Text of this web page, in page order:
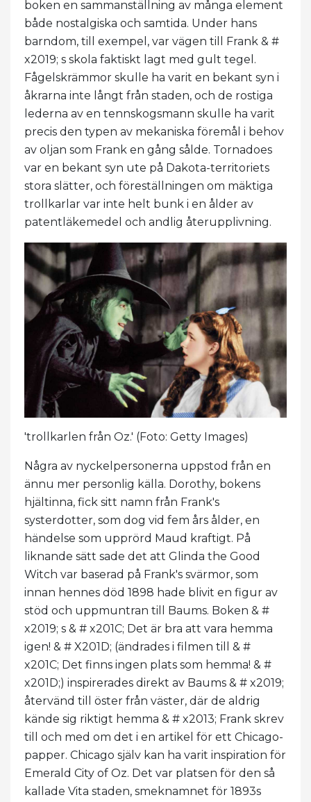
boken en sammanställning av många element
både nostalgiska och samtida. Under hans
barndom, till exempel, var vägen till Frank & #
x2019; s skola faktiskt lagt med gult tegel.
Fågelskrämmor skulle ha varit en bekant syn i
åkrarna inte långt från staden, och de rostiga
lederna av en tennskogsmann skulle ha varit
precis den typen av mekaniska föremål i behov
av oljan som Frank en gång sålde. Tornadoes
var en bekant syn ute på Dakota-territoriets
stora slätter, och föreställningen om mäktiga
trollkarlar var inte helt bunk i en ålder av
patentläkemedel och andlig återupplivning.
'trollkarlen från Oz.' (Foto: Getty Images)
Några av nyckelpersonerna uppstod från en
ännu mer personlig källa. Dorothy, bokens
hjältinna, fick sitt namn från Frank's
systerdotter, som dog vid fem års ålder, en
händelse som upprörd Maud kraftigt. På
liknande sätt sade det att Glinda the Good
Witch var baserad på Frank's svärmor, som
innan hennes död 1898 hade blivit en figur av
stöd och uppmuntran till Baums. Boken & #
x2019; s & # x201C; Det är bra att vara hemma
igen! & # X201D; (ändrades i filmen till & #
x201C; Det finns ingen plats som hemma! & #
x201D;) inspirerades direkt av Baums & # x2019;
återvänd till öster från väster, där de aldrig
kände sig riktigt hemma & # x2013; Frank skrev
till och med om det i en artikel för ett Chicago-
papper. Chicago själv kan ha varit inspiration för
Emerald City of Oz. Det var platsen för den så
kallade Vita staden, smeknamnet för 1893s